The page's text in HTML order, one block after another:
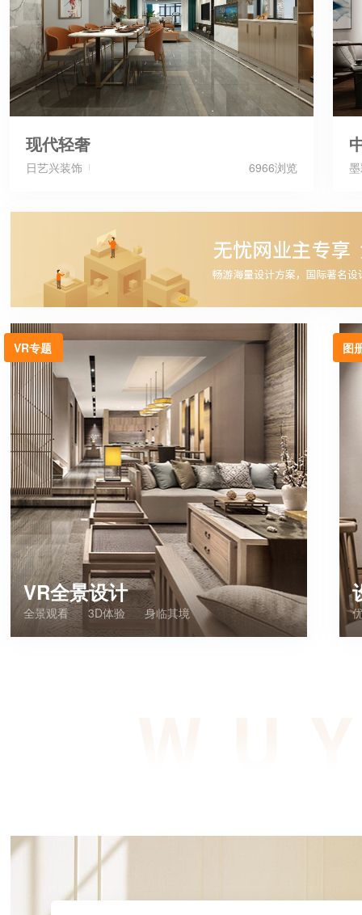
现代轻奢
日艺兴装饰 6966浏览
VR专题
VR全景设计
全景观看 3D体验 身临其境
图